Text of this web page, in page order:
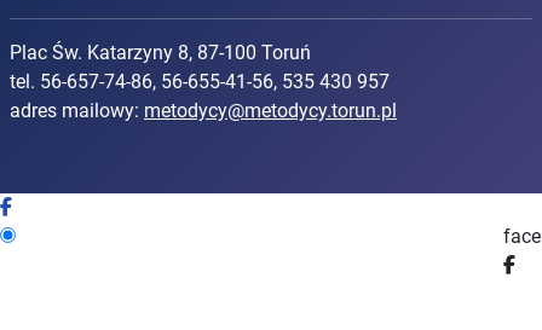
Plac Św. Katarzyny 8, 87-100 Toruń
tel. 56-657-74-86, 56-655-41-56, 535 430 957
adres mailowy: metodycy@metodycy.torun.pl